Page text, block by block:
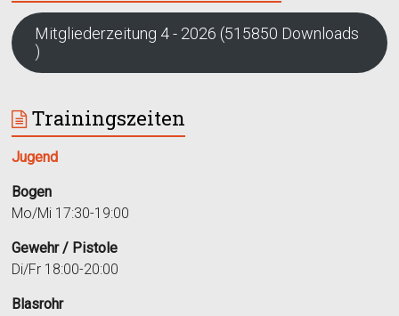
Mitgliederzeitung 4 - 2026 (515850 Downloads
)
Trainingszeiten
Jugend
Bogen
Mo/Mi 17:30-19:00
Gewehr / Pistole
Di/Fr 18:00-20:00
Blasrohr